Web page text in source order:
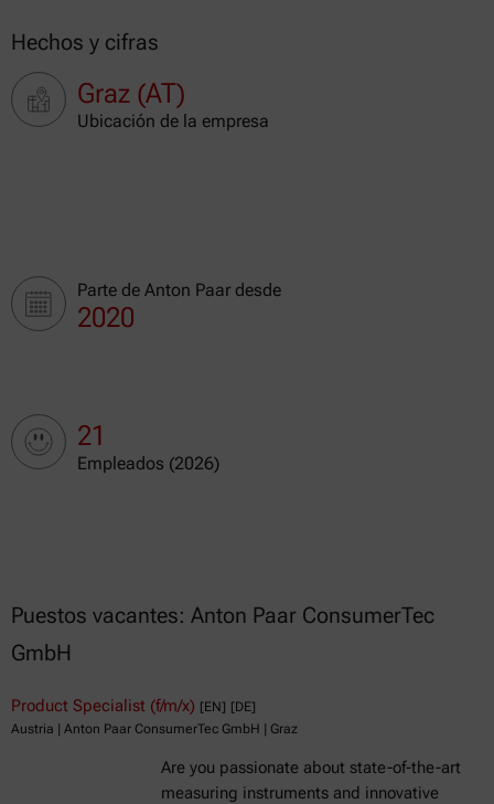
Hechos y cifras
Graz (AT)
Ubicación de la empresa
Parte de Anton Paar desde
2020
21
Empleados (2026)
Puestos vacantes: Anton Paar ConsumerTec
GmbH
Product Specialist (f/m/x) [EN] [DE]
Austria | Anton Paar ConsumerTec GmbH | Graz
Are you passionate about state-of-the-art
measuring instruments and innovative